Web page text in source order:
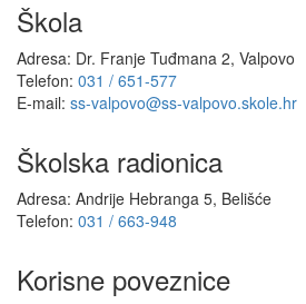
Škola
Adresa: Dr. Franje Tuđmana 2, Valpovo
Telefon: 031 / 651-577
E-mail: ss-valpovo@ss-valpovo.skole.hr
Školska radionica
Adresa: Andrije Hebranga 5, Belišće
Telefon: 031 / 663-948
Korisne poveznice